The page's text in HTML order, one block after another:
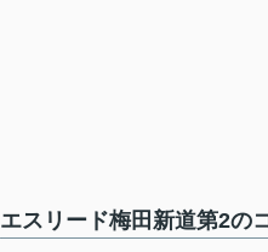
エスリード梅田新道第2の